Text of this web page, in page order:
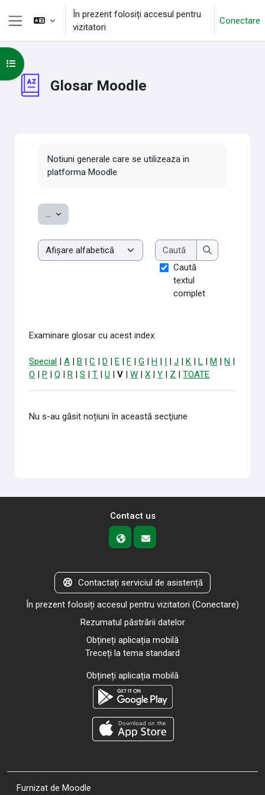
Sari la conţinutul principal
Panou lateral
În prezent folosiți accesul pentru
vizitatori
Conectare
Glosar Moodle
Deschide Indexul cursului
Notiuni generale care se utilizeaza in
platforma Moodle
... Exportați noțiuni
Examinare glosar cu acest index
Caută
Caută
Caută
textul
complet
Examinare glosar cu acest index
Special |A |B |C |D |E |F |G |H | I |J |K |L |M |N |
O |P |Q |R |S |T |U |V |W |X |Y | Z |TOATE
Nu s-au găsit noțiuni în această secţiune
Contact us
Contactați serviciul de asistență
În prezent folosiți accesul pentru vizitatori (Conectare)
Rezumatul păstrării datelor
Obțineți aplicația mobilă
Treceți la tema standard
Obțineți aplicația mobilă
Furnizat de Moodle